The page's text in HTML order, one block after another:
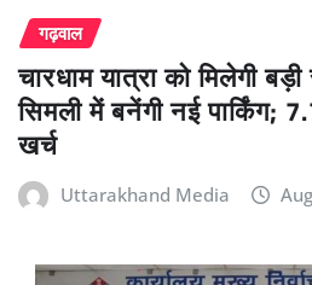
गढ़वाल
चारधाम यात्रा को मिलेगी
सिमली में बनेंगी नई पार्किंग;
खर्च
Uttarakhand Media